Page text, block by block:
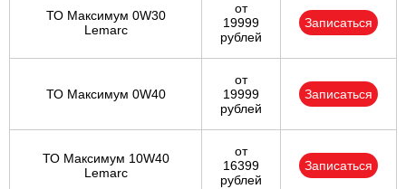
ТО Максимум 0W30
Lemarc
от
19999
рублей
Записаться
ТО Максимум 0W40
от
19999
рублей
Записаться
ТО Максимум 10W40
Lemarc
от
16399
рублей
Записаться